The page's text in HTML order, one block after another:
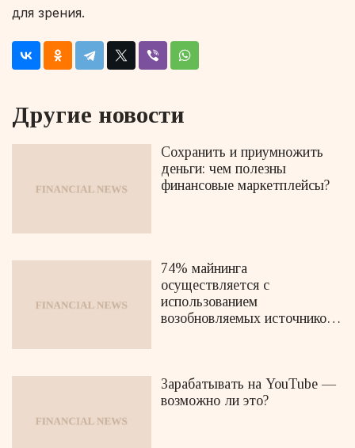
для зрения.
Другие новости
Сохранить и приумножить
деньги: чем полезны
финансовые маркетплейсы?
74% майнинга
осуществляется с
использованием
возобновляемых источников
Зарабатывать на YouTube —
возможно ли это?